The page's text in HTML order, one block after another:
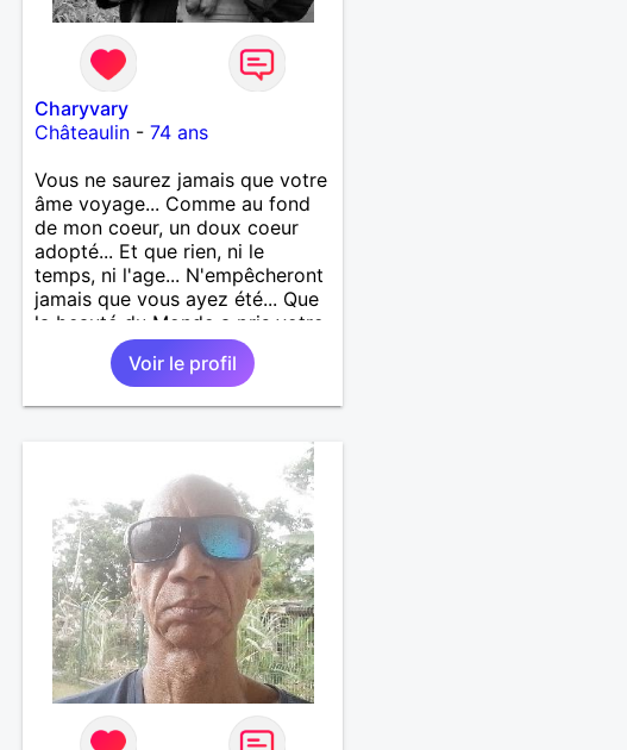
Charyvary
Châteaulin -74 ans
Vous ne saurez jamais que votre
âme voyage... Comme au fond
de mon coeur, un doux coeur
adopté... Et que rien, ni le
temps, ni l'age... N'empêcheront
jamais que vous ayez été... Que
la beauté du Monde a pris votre
visage... Vous ne saurez jamais
que j’emporte votre âme...
Comme une lampe d’or qui
Voir le profil